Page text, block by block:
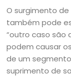
O surgimento
também pode
“outro caso são
podem causar
de um
suprimento de